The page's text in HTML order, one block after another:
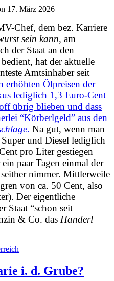
17. März 2026
Chef, dem bez. Karriere
sein kann, am
der Staat an den
hat der aktuelle
Amtsinhaber seit
erhöhten Ölpreisen der
lediglich 1,3 Euro-Cent
übrig blieben und dass
“Körberlgeld” aus den
. Na gut, wenn man
und Diesel lediglich
pro Liter gestiegen
paar Tagen einmal der
nimmer. Mittlerweile
von ca. 50 Cent, also
Der eigentliche
Staat “schon seit
& Co. das Handerl
i. d. Grube?